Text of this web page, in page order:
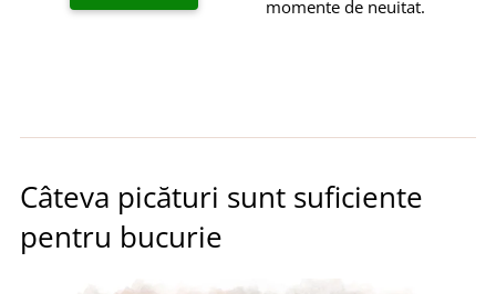
momente de neuitat.
Câteva picături sunt suficiente
pentru bucurie